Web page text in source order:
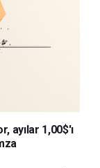
ayılar 1,00$'ı